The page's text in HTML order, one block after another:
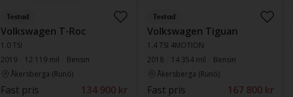
Testad
Volkswagen T-Roc
1.0 TSI
2019
12 119 mil
Bensin
Åkersberga (Runö)
Fast pris 134 900 kr
Testad
Volkswagen Tiguan
1.4 TSI 4MOTION
2018
14 354 mil
Bensin
Åkersberga (Runö)
Fast pris 167 800 kr